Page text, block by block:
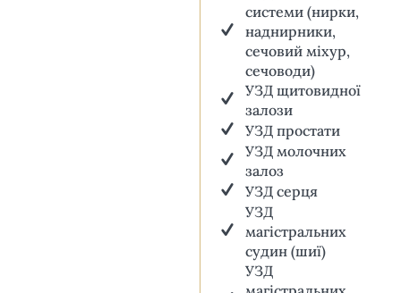
системи (нирки,
наднирники,
сечовий міхур,
сечоводи)
УЗД щитовидної
залози
УЗД простати
УЗД молочних
залоз
УЗД серця
УЗД
магістральних
судин (шиї)
УЗД